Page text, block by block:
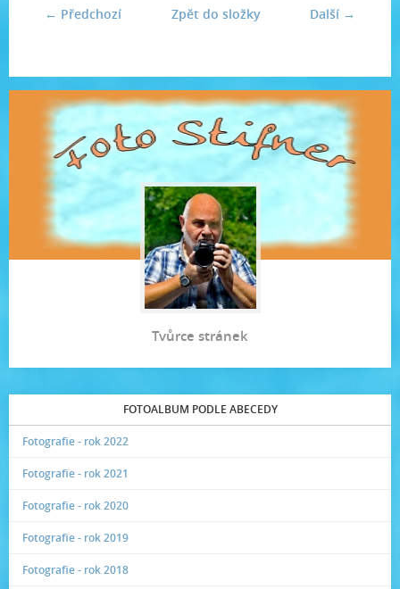
← Předchozí Další →
Zpět do složky
Tvůrce stránek
FOTOALBUM PODLE ABECEDY
Fotografie - rok 2022
Fotografie - rok 2021
Fotografie - rok 2020
Fotografie - rok 2019
Fotografie - rok 2018